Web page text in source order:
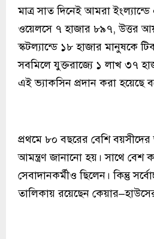
মাত্র সাত দিনেই আমরা
ওয়েলসে ৭ হাজার ৮৯৭, উত্তর
স্কটল্যান্ডে ১৮ হাজার মানুষকে
সবমিলে যুক্তরাজ্যে ১ লাখ ৩৭
এই ভ্যাকসিন প্রদান করা হয়েছে
প্রথমে ৮০ বছরের বেশি
আমন্ত্রণ জানানো হয়। সাথে বেশ
সেবাদানকর্মীও ছিলেন। কিন্তু
তালিকায় রয়েছেন কেয়ার–হাউসের